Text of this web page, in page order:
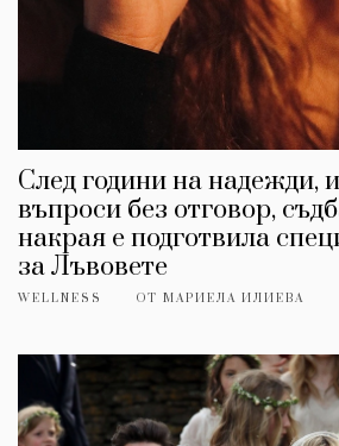
След години на надежди,
въпроси без отговор,
накрая е подготвила
за Лъвовете
WELLNESS ОТ МАРИЕЛА ИЛИЕВА
СЛЕДВАЙТЕ НИ
Instagram Twitter
Ако нашият сайт ви харесва,
седмичния ни
© 2026, HighViewArt |